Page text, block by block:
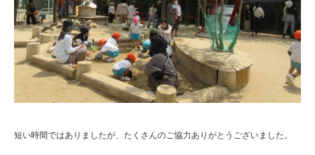
短い時間ではありましたが、たくさんのご協力ありがとうございました。